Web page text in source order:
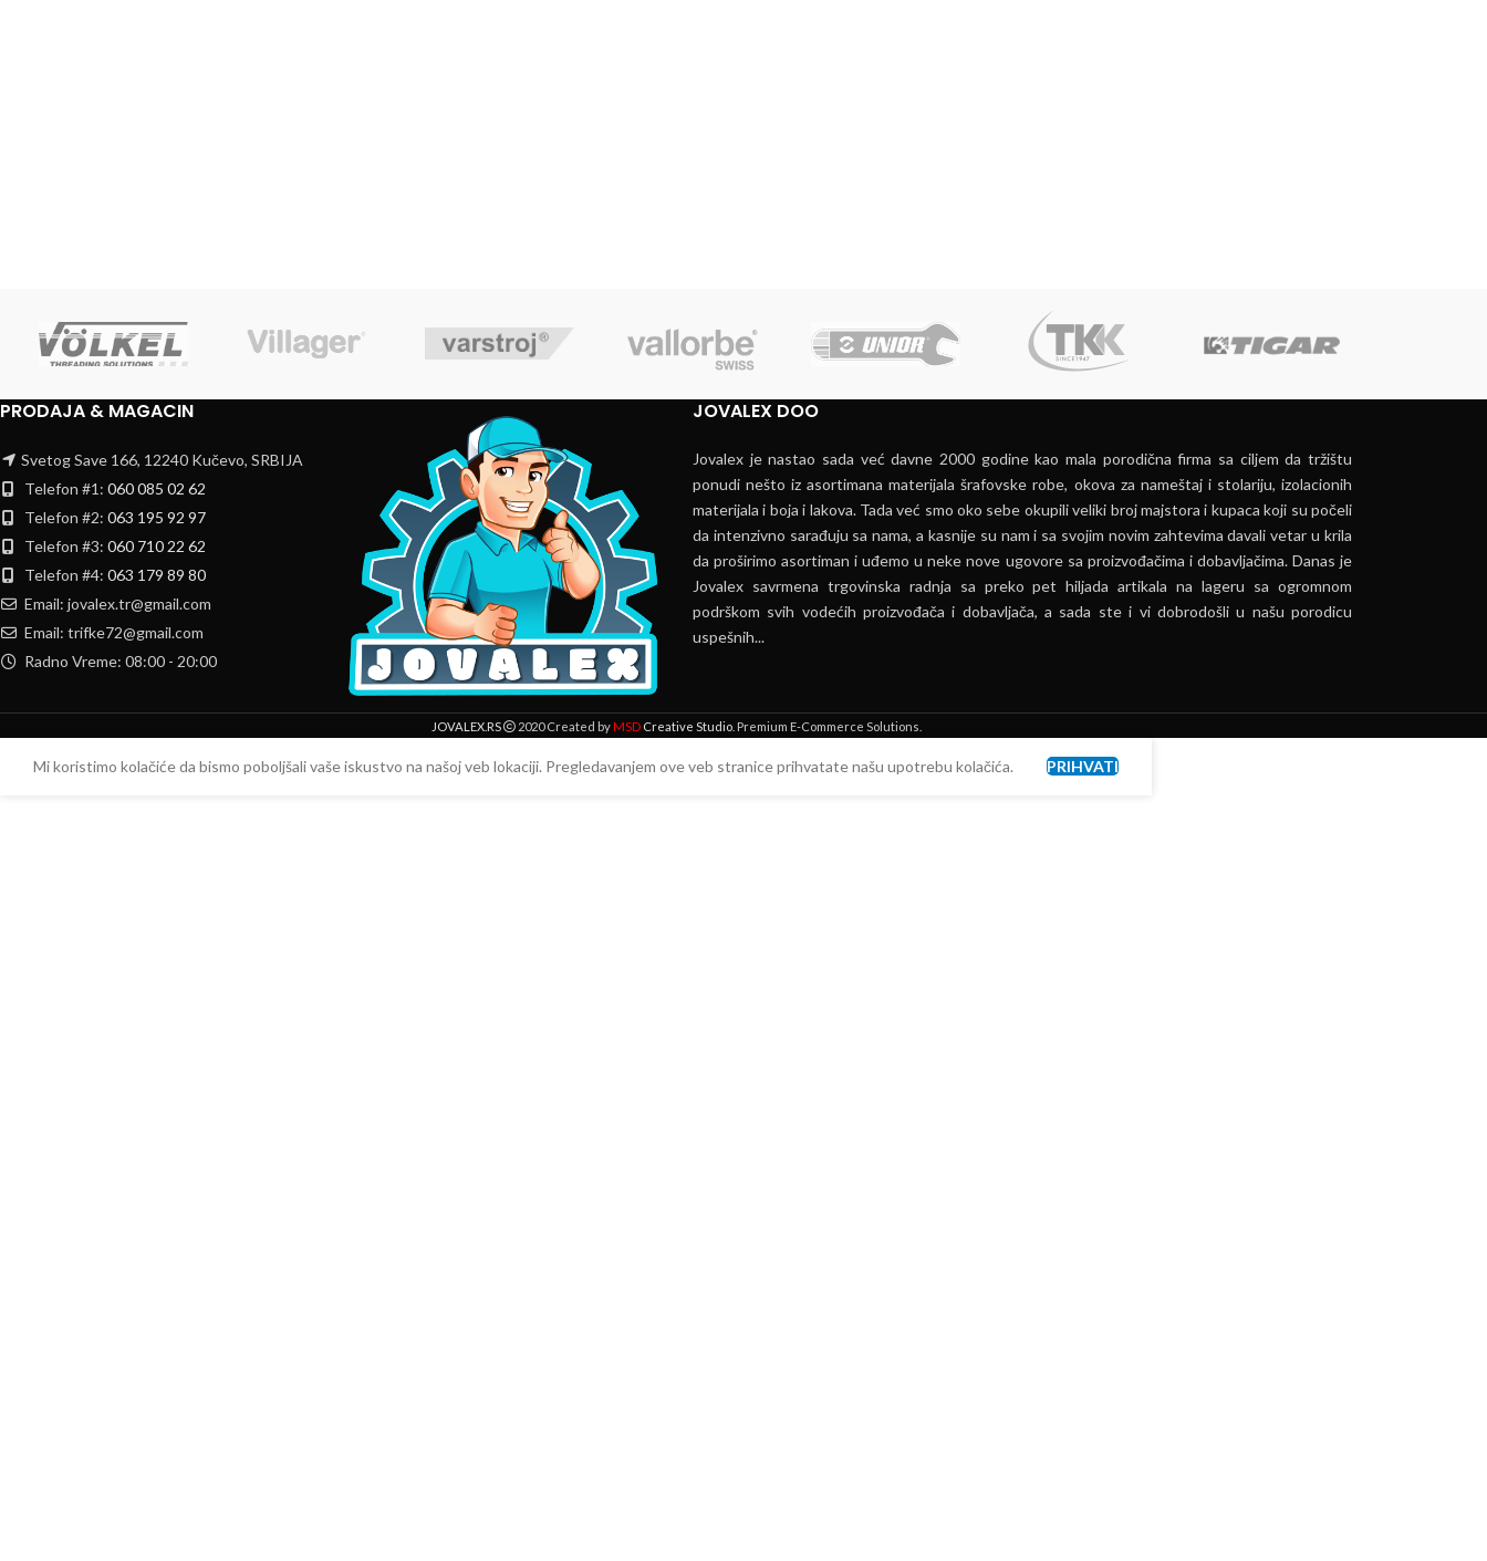
PRODAJA & MAGACIN
Svetog Save 166, 12240 Kučevo, SRBIJA
Telefon #1: 060 085 02 62
Telefon #2: 063 195 92 97
Telefon #3: 060 710 22 62
Telefon #4: 063 179 89 80
Email: jovalex.tr@gmail.com
Email: trifke72@gmail.com
Radno Vreme: 08:00 - 20:00
JOVALEX DOO
Jovalex je nastao sada već davne 2000 godine kao mala porodična firma sa ciljem da tržištu
ponudi nešto iz asortimana materijala šrafovske robe, okova za nameštaj i stolariju, izolacionih
materijala i boja i lakova. Tada već smo oko sebe okupili veliki broj majstora i kupaca koji su počeli
da intenzivno sarađuju sa nama, a kasnije su nam i sa svojim novim zahtevima davali vetar u krila
da proširimo asortiman i uđemo u neke nove ugovore sa proizvođačima i dobavljačima. Danas je
Jovalex savrmena trgovinska radnja sa preko pet hiljada artikala na lageru sa ogromnom
podrškom svih vodećih proizvođača i dobavljača, a sada ste i vi dobrodošli u našu porodicu
uspešnih...
JOVALEX.RS 2020 Created byMSDCreative Studio. Premium E-Commerce Solutions.
Mi koristimo kolačiće da bismo poboljšali vaše iskustvo na našoj veb lokaciji. Pregledavanjem ove veb stranice prihvatate našu upotrebu kolačića. PRIHVATI